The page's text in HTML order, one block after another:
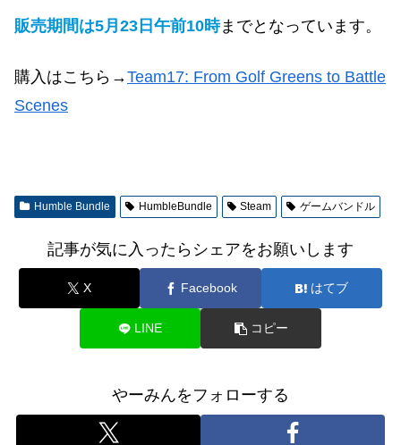
販売期間は5月23日午前10時までとなっています。
購入はこちら→Team17: From Golf Greens to Battle
Scenes
Humble Bundle HumbleBundle Steam ゲームバンドル
記事が気に入ったらシェアをお願いします
X Facebook はてブ
LINE コピー
やーみんをフォローする